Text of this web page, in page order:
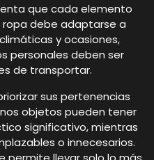
que cada elemento
ropa debe adaptarse a
y ocasiones,
personales deben ser
de transportar.
sus pertenencias
objetos pueden tener
significativo, mientras
o innecesarios.